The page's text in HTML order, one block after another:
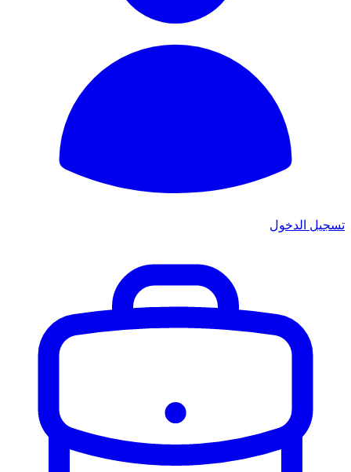
تسجيل الدخول